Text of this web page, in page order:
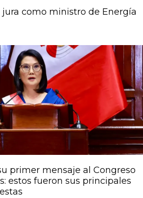
como ministro de Energía
primer mensaje al Congreso
estos fueron sus principales